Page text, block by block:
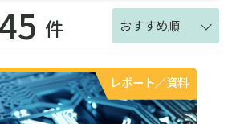
件 おすすめ順
レポート／資料